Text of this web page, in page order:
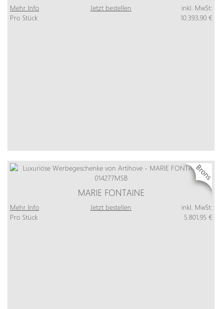
Mehr Info Jetzt bestellen
inkl. MwSt:
Pro Stück
10.393,90 €
MARIE FONTAINE
Mehr Info Jetzt bestellen
inkl. MwSt:
Pro Stück
5.801,95 €